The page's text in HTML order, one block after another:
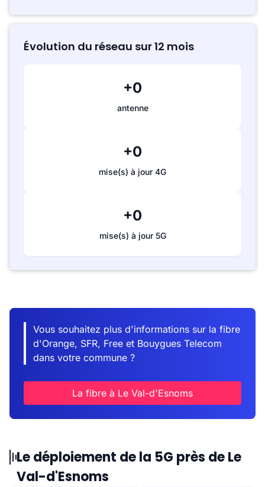
Évolution du réseau sur 12 mois
+0
antenne
+0
mise(s) à jour 4G
+0
mise(s) à jour 5G
Vous souhaitez plus d'informations sur la fibre
d'Orange, SFR, Free et Bouygues Telecom
dans votre commune ?
La fibre à Le Val-d'Esnoms
Le déploiement de la 5G près de Le
Val-d'Esnoms